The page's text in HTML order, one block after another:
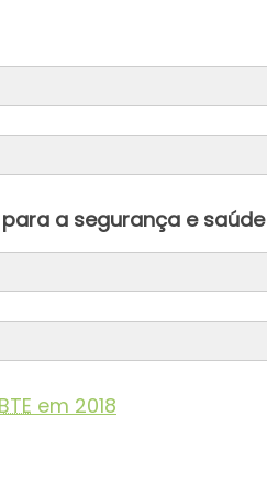
a segurança e
em 2018